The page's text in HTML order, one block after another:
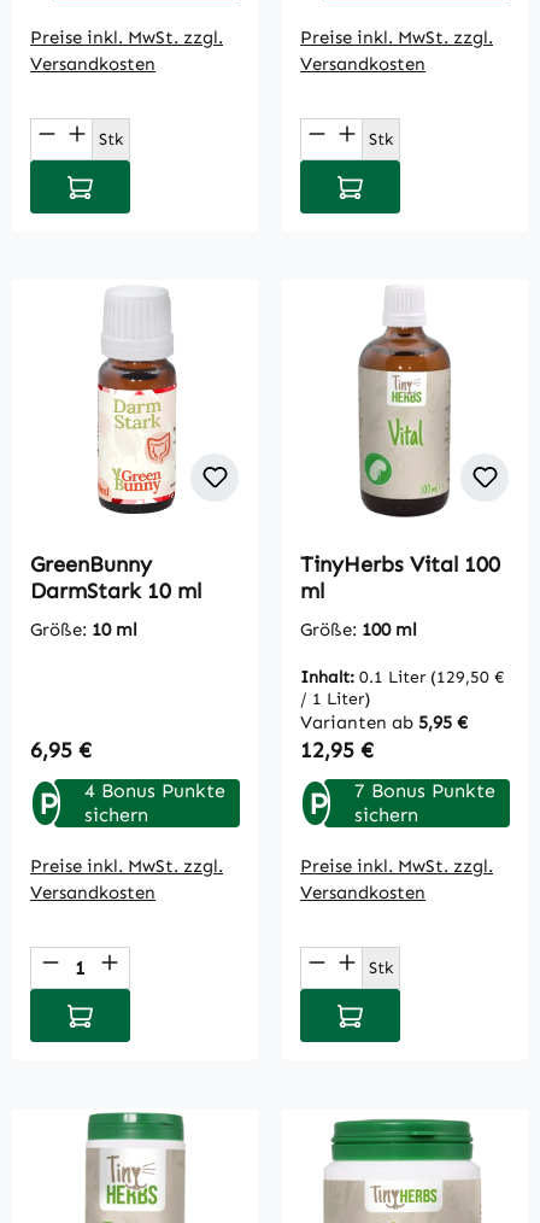
Preise inkl. MwSt. zzgl.
Versandkosten
Produkt Anzahl: Gib den gewünschten
Stk
In den Warenkorb
Preise inkl. MwSt. zzgl.
Versandkosten
Produkt Anzahl:
Stk
In den Warenkorb
GreenBunny
DarmStark 10 ml
Größe: 10 ml
Regulärer Preis:
6,95 €
P
4 Bonus Punkte
sichern
Preise inkl. MwSt. zzgl.
Versandkosten
Produkt Anzahl: Gib den gewünschten
In den Warenkorb
TinyHerbs Vital 100
ml
Größe: 100 ml
Inhalt: 0.1 Liter (129,50 €
/ 1 Liter)
Varianten ab 5,95 €
Regulärer Preis:
12,95 €
P
7 Bonus Punkte
sichern
Preise inkl. MwSt. zzgl.
Versandkosten
Produkt Anzahl:
Stk
In den Warenkorb